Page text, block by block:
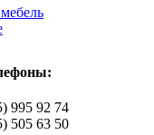
995 92 74
505 63 50